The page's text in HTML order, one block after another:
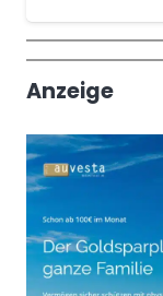
Anzeige